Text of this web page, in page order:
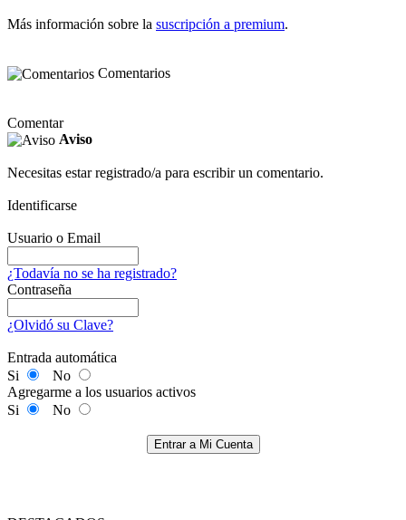
Más información sobre la suscripción a premium.
Comentarios
Comentar
Aviso
Necesitas estar registrado/a para escribir un comentario.
Identificarse
Usuario o Email
¿Todavía no se ha registrado?
Contraseña
¿Olvidó su Clave?
Entrada automática
Si
No
Agregarme a los usuarios activos
Si
No
Entrar a Mi Cuenta